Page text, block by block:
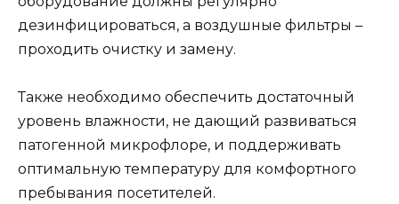
дезинфицироваться, а воздушные фильтры –
проходить очистку и замену.
Также необходимо обеспечить достаточный
уровень влажности, не дающий развиваться
патогенной микрофлоре, и поддерживать
оптимальную температуру для комфортного
пребывания посетителей.